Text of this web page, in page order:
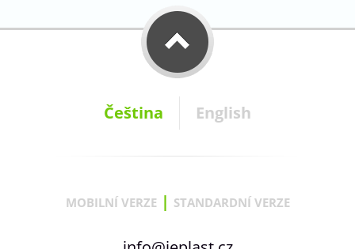
Čeština English
MOBILNÍ VERZE | STANDARDNÍ VERZE